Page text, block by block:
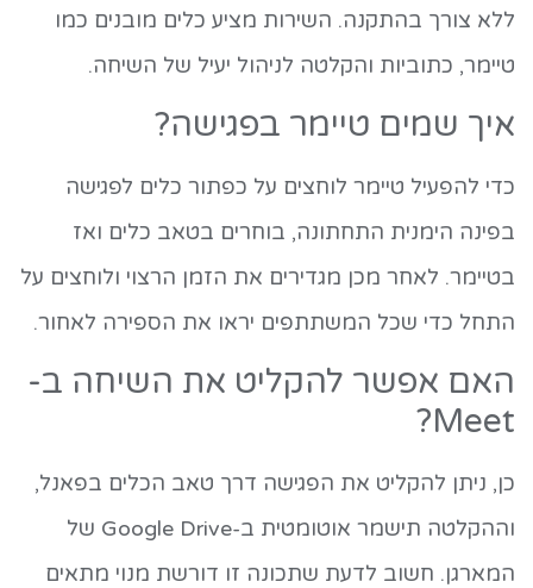
ללא צורך בהתקנה. השירות מציע כלים מובנים כמו
טיימר, כתוביות והקלטה לניהול יעיל של השיחה.
איך שמים טיימר בפגישה?
כדי להפעיל טיימר לוחצים על כפתור כלים לפגישה
בפינה הימנית התחתונה, בוחרים בטאב כלים ואז
בטיימר. לאחר מכן מגדירים את הזמן הרצוי ולוחצים על
התחל כדי שכל המשתתפים יראו את הספירה לאחור.
האם אפשר להקליט את השיחה ב-
Meet?
כן, ניתן להקליט את הפגישה דרך טאב הכלים בפאנל,
וההקלטה תישמר אוטומטית ב-Google Drive של
המארגן. חשוב לדעת שתכונה זו דורשת מנוי מתאים